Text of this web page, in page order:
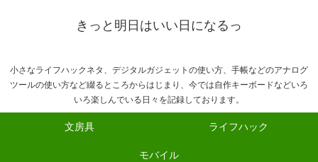
きっと明日はいい日になるっ
小さなライフハックネタ、デジタルガジェットの使い方、手帳などのアナログ
ツールの使い方など綴るところからはじまり、今では自作キーボードなどいろ
いろ楽しんでいる日々を記録しております。
文房具 ライフハック
モバイル